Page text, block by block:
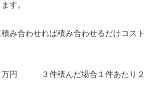
す。
み合わせれば積み合わせるだけコスト
円 ３件積んだ場合１件あたり２